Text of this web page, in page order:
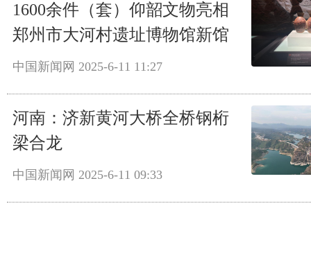
1600余件（套）仰韶文物亮相
郑州市大河村遗址博物馆新馆
中国新闻网 2025-6-11 11:27
河南：济新黄河大桥全桥钢桁
梁合龙
中国新闻网 2025-6-11 09:33